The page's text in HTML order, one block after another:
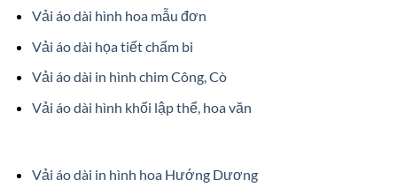
Vải áo dài hình hoa mẫu đơn
Vải áo dài họa tiết chấm bi
Vải áo dài in hình chim Công, Cò
Vải áo dài hình khối lập thể, hoa văn
Vải áo dài in hình hoa Hướng Dương